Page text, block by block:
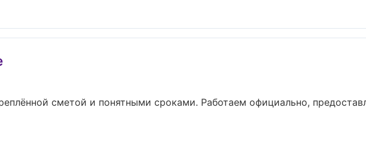
сметой и понятными сроками. Работаем официально,